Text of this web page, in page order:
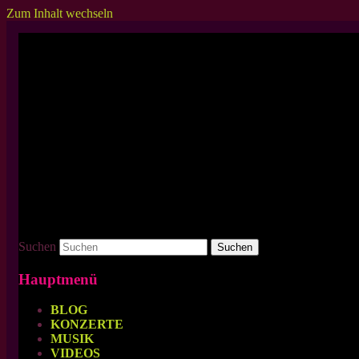
Zum Inhalt wechseln
Suchen
Hauptmenü
BLOG
KONZERTE
MUSIK
VIDEOS